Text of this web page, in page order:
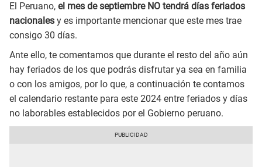
El Peruano, el mes de septiembre NO tendrá días feriados
nacionales y es importante mencionar que este mes trae
consigo 30 días.
Ante ello, te comentamos que durante el resto del año aún
hay feriados de los que podrás disfrutar ya sea en familia
o con los amigos, por lo que, a continuación te contamos
el calendario restante para este 2024 entre feriados y días
no laborables establecidos por el Gobierno peruano.